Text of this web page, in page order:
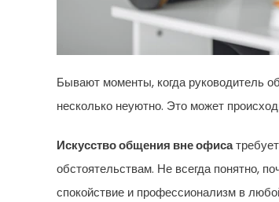
Бывают моменты, когда руководитель
несколько неуютно. Это может
Искусство общения вне офиса
обстоятельствам. Не всегда понятно,
спокойствие и профессионализм в